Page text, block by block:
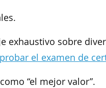
exhaustivo sobre
el examen de
“el mejor valor”.